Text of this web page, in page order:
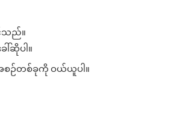
သည်။
ဆိုပါ။
အစဉ်တစ်ခုကို ဝယ်ယူပါ။